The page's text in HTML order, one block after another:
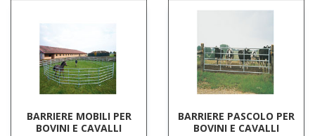
BARRIERE MOBILI PER
BOVINI E CAVALLI
BARRIERE PASCOLO PER
BOVINI E CAVALLI